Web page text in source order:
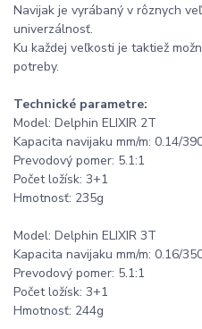
Navijak je vyrábaný v rôznych
univerzálnosť.
Ku každej veľkosti je taktiež
potreby.
Technické parametre:
Model: Delphin ELIXIR 2T
Kapacita navijaku mm/m: 0.14/
Prevodový pomer: 5.1:1
Počet ložísk: 3+1
Hmotnosť: 235g
Model: Delphin ELIXIR 3T
Kapacita navijaku mm/m: 0.16/
Prevodový pomer: 5.1:1
Počet ložísk: 3+1
Hmotnosť: 244g